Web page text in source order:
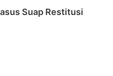
Suap Restitusi